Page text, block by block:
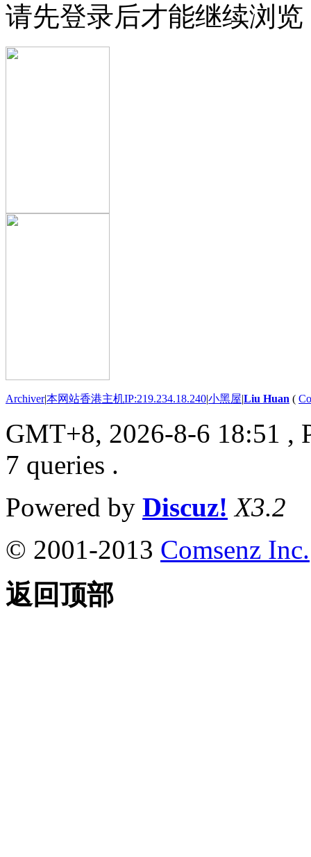
请先登录后才能继续浏览
Archiver|本网站香港主机IP:219.234.18.240|小黑屋|Liu Huan (
GMT+8, 2026-8-6 18:51 ,
7 queries .
Powered by Discuz! X3.2
© 2001-2013 Comsenz Inc.
返回顶部